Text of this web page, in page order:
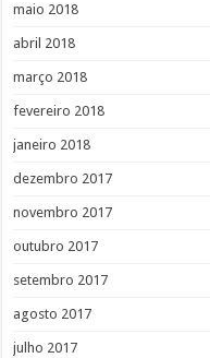
maio 2018
abril 2018
março 2018
fevereiro 2018
janeiro 2018
dezembro 2017
novembro 2017
outubro 2017
setembro 2017
agosto 2017
julho 2017